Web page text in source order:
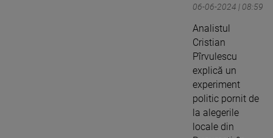
06-06-2024 | 08:59
Analistul
Cristian
Pîrvulescu
explică un
experiment
politic pornit de
la alegerile
locale din